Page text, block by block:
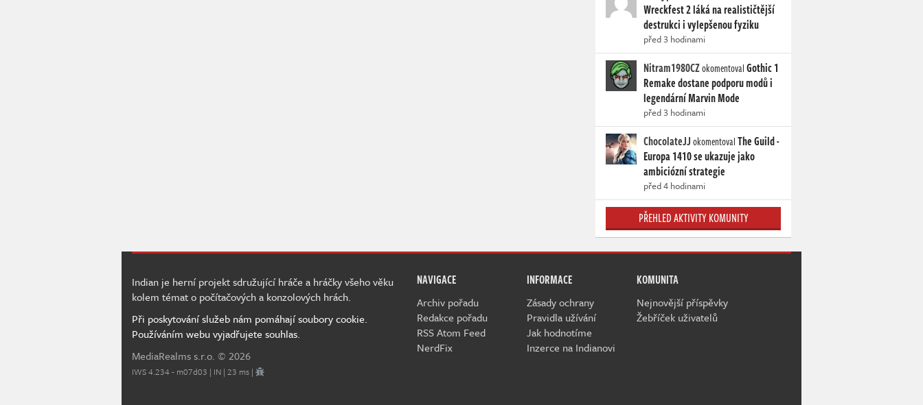
Wreckfest 2 láká na realističtější
destrukci i vylepšenou fyziku
před 3 hodinami
Nitram1980CZokomentovalGothic 1
Remake dostane podporu modů i
legendární Marvin Mode
před 3 hodinami
ChocolateJJokomentovalThe Guild -
Europa 1410 se ukazuje jako
ambiciózní strategie
před 4 hodinami
PŘEHLED AKTIVITY KOMUNITY
NAVIGACE
Archiv pořadu
Redakce pořadu
RSS Atom Feed
NerdFix
INFORMACE
Zásady ochrany
Pravidla užívání
Jak hodnotíme
Inzerce na Indianovi
KOMUNITA
Nejnovější příspěvky
Žebříček uživatelů
Indian je herní projekt sdružující hráče a hráčky všeho věku
kolem témat o počítačových a konzolových hrách.
Při poskytování služeb nám pomáhají soubory cookie.
Používáním webu vyjadřujete souhlas.
MediaRealms s.r.o. © 2026
IWS 4.234 - m07d03 | IN | 23 ms |